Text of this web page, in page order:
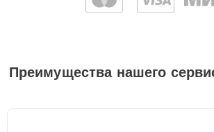
Преимущества нашего